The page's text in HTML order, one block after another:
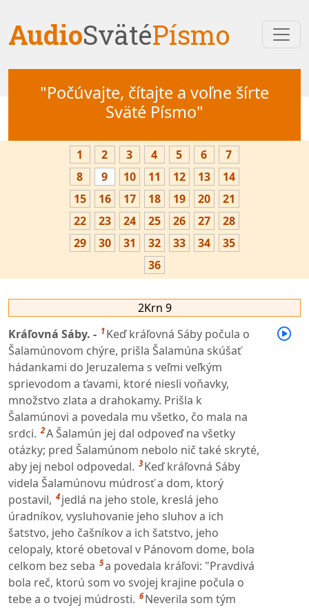
AudioSvätéPísmo
"Počúvajte, čítajte a voľne šírte
Sväté Písmo"
1 2 3 4 5 6
7
8
9 10 11 12 13
14
15
16 17 18 19 20
21
22
23 24 25 26 27
28
29
30 31 32 33 34
35
36
2Krn 9
Kráľovná Sáby. - 1 Keď kráľovná Sáby počula o
Šalamúnovom chýre, prišla Šalamúna skúšať
hádankami do Jeruzalema s veľmi veľkým
sprievodom a ťavami, ktoré niesli voňavky,
množstvo zlata a drahokamy. Prišla k
Šalamúnovi a povedala mu všetko, čo mala na
srdci. 2A Šalamún jej dal odpoveď na všetky
otázky; pred Šalamúnom nebolo nič také skryté,
aby jej nebol odpovedal. 3 Keď kráľovná Sáby
videla Šalamúnovu múdrosť a dom, ktorý
postavil, 4 jedlá na jeho stole, kreslá jeho
úradníkov, vysluhovanie jeho sluhov a ich
šatstvo, jeho čašníkov a ich šatstvo, jeho
celopaly, ktoré obetoval v Pánovom dome, bola
celkom bez seba 5a povedala kráľovi: "Pravdivá
bola reč, ktorú som vo svojej krajine počula o
tebe a o tvojej múdrosti. 6 Neverila som tým